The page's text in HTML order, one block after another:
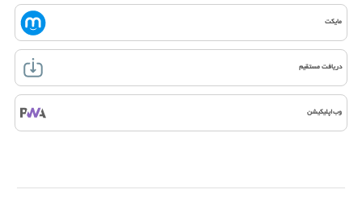
مایکت
دریافت مستقیم
وب‌اپلیکیشن